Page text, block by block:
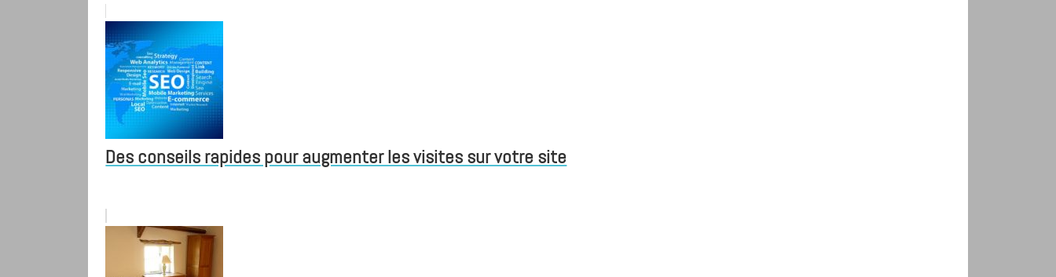
Des conseils rapides pour augmenter les visites sur votre site